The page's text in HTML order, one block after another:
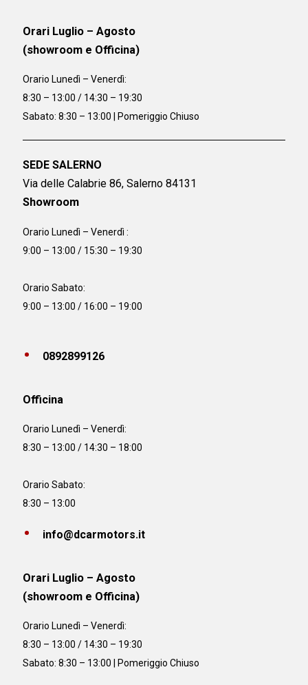
Orari Luglio – Agosto
(showroom e Officina)
Orario Lunedì – Venerdì:
8:30 – 13:00 / 14:30 – 19:30
Sabato: 8:30 – 13:00 | Pomeriggio Chiuso
SEDE SALERNO
Via delle Calabrie 86, Salerno 84131
Showroom
Orario Lunedì – Venerdì :
9:00 – 13:00 / 15:30 – 19:30
Orario Sabato:
9:00 – 13:00 / 16:00 – 19:00
0892899126
Officina
Orario Lunedì – Venerdì:
8:30 – 13:00 / 14:30 – 18:00
Orario Sabato:
8:30 – 13:00
info@dcarmotors.it
Orari Luglio – Agosto
(showroom e Officina)
Orario Lunedì – Venerdì:
8:30 – 13:00 / 14:30 – 19:30
Sabato: 8:30 – 13:00 | Pomeriggio Chiuso